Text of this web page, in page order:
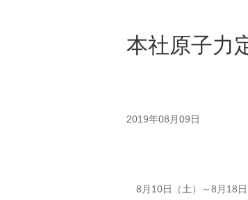
本社原子力
2019年08月09日
8月10日（土）～8月18日